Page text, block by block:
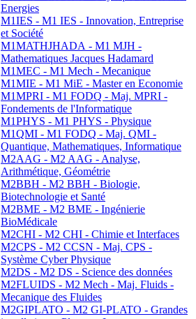
Energies
M1IES - M1 IES - Innovation, Entreprise
et Société
M1MATHJHADA - M1 MJH -
Mathematiques Jacques Hadamard
M1MEC - M1 Mech - Mecanique
M1MIE - M1 MiE - Master en Economie
M1MPRI - M1 FODQ - Maj. MPRI -
Fondements de l'Informatique
M1PHYS - M1 PHYS - Physique
M1QMI - M1 FODQ - Maj. QMI -
Quantique, Mathematiques, Informatique
M2AAG - M2 AAG - Analyse,
Arithmétique, Géométrie
M2BBH - M2 BBH - Biologie,
Biotechnologie et Santé
M2BME - M2 BME - Ingénierie
BioMédicale
M2CHI - M2 CHI - Chimie et Interfaces
M2CPS - M2 CCSN - Maj. CPS -
Système Cyber Physique
M2DS - M2 DS - Science des données
M2FLUIDS - M2 Mech - Maj. Fluids -
Mecanique des Fluides
M2GIPLATO - M2 GI-PLATO - Grandes